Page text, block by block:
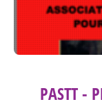
PASTT -